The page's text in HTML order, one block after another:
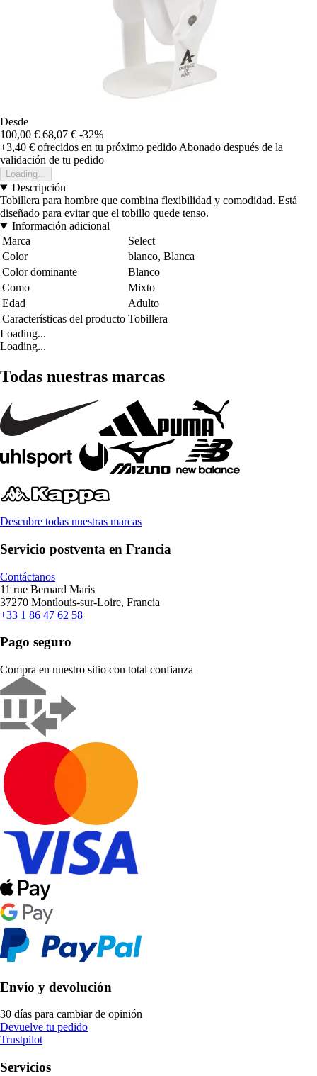
Desde
100,00 € 68,07 € -32%
+3,40 € ofrecidos en tu próximo pedido Abonado después de la
validación de tu pedido
Loading...
Descripción
Tobillera para hombre que combina flexibilidad y comodidad. Está
diseñado para evitar que el tobillo quede tenso.
Información adicional
Marca
Select
Color
blanco, Blanca
Color dominante
Blanco
Como
Mixto
Edad
Adulto
Características del producto Tobillera
Loading...
Loading...
Todas nuestras marcas
Descubre todas nuestras marcas
Servicio postventa en Francia
Contáctanos
11 rue Bernard Maris
37270 Montlouis-sur-Loire, Francia
+33 1 86 47 62 58
Pago seguro
Compra en nuestro sitio con total confianza
Envío y devolución
30 días para cambiar de opinión
Devuelve tu pedido
Trustpilot
Servicios